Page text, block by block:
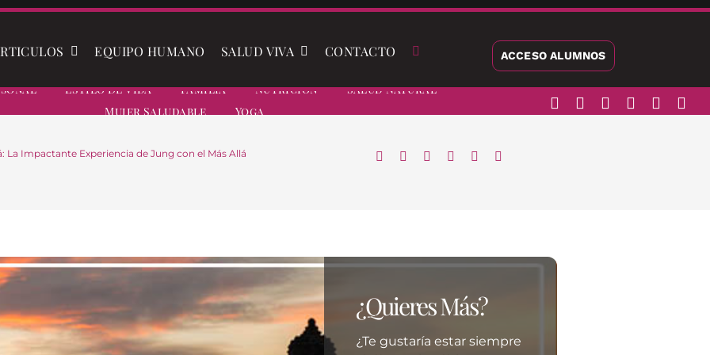
EQUIPO HUMANO SALUD VIVA CONTACTO ACCESO ALUMNOS
Estilo De Vida Familia Nutrición
Salud Natural
Mujer Saludable
Yoga
La Impactante Experiencia de Jung con el Más Allá
¿Quieres Más?
¿Te gustaría estar siempre